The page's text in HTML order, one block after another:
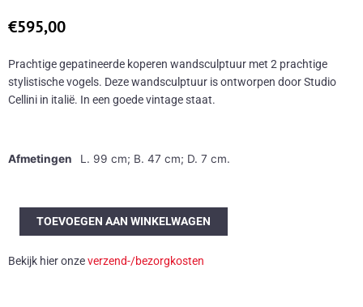
€595,00
Prachtige gepatineerde koperen wandsculptuur met 2 prachtige
stylistische vogels. Deze wandsculptuur is ontworpen door Studio
Cellini in italië. In een goede vintage staat.
Afmetingen L. 99 cm; B. 47 cm; D. 7 cm.
Prachtige
Italiaanse
wandsculptuur
TOEVOEGEN AAN WINKELWAGEN
Bekijk hier onzeverzend-/bezorgkosten